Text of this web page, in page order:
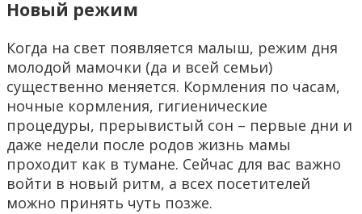
Новый режим
Когда на свет появляется малыш, режим дня
молодой мамочки (да и всей семьи)
существенно меняется. Кормления по часам,
ночные кормления, гигиенические
процедуры, прерывистый сон – первые дни и
даже недели после родов жизнь мамы
проходит как в тумане. Сейчас для вас важно
войти в новый ритм, а всех посетителей
можно принять чуть позже.